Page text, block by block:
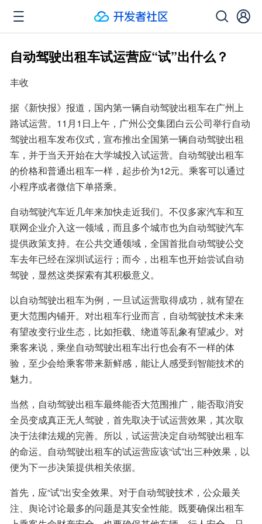
自动驾驶出租车试运营应“试”出什么？
丰收
据《新快报》报道，国内第一辆自动驾驶出租车在广州上
路试运营。11月1日上午，广州公交集团白云公司举行自动
驾驶出租车发布仪式，宣布推出全国第一辆自动驾驶出租
车，并于当天开始在大学城投入试运营。自动驾驶出租车
的价格和普通出租车一样，起步价为12元。乘客可以通过
小程序或者微信下单搭乘。
自动驾驶汽车近几年来加快走近我们。不仅多家汽车和互
联网企业介入这一领域，而且多个城市也为自动驾驶汽车
提供政策支持。在公共交通领域，全国首批自动驾驶公交
车去年已经在深圳试运行；而今，出租车也开始尝试自动
驾驶，显然这类探索有其积极意义。
以自动驾驶出租车为例，一旦试运营取得成功，就有望在
更大范围内铺开。对出租车行业而言，自动驾驶技术未来
有望改变行业生态，比如拒载、绕道等乱象有望减少。对
乘客来说，乘坐自动驾驶出租车出行也会有不一样的体
验，至少会给乘客带来新鲜感，能让人感受到智能技术的
魅力。
当然，自动驾驶出租车最终能否大范围推广，能否取消安
全员变成真正无人驾驶，首先取决于试运营效果，其次取
决于法律法规的完善。所以，试运营决定自动驾驶出租车
的命运。自动驾驶出租车的试运营应该“试”出三种效果，以
便为下一步决策提供相关依据。
首先，应“试”出安全效果。对于自动驾驶技术，公众最关
注、舆论讨论最多的问题是其安全性能。既要确保出租车